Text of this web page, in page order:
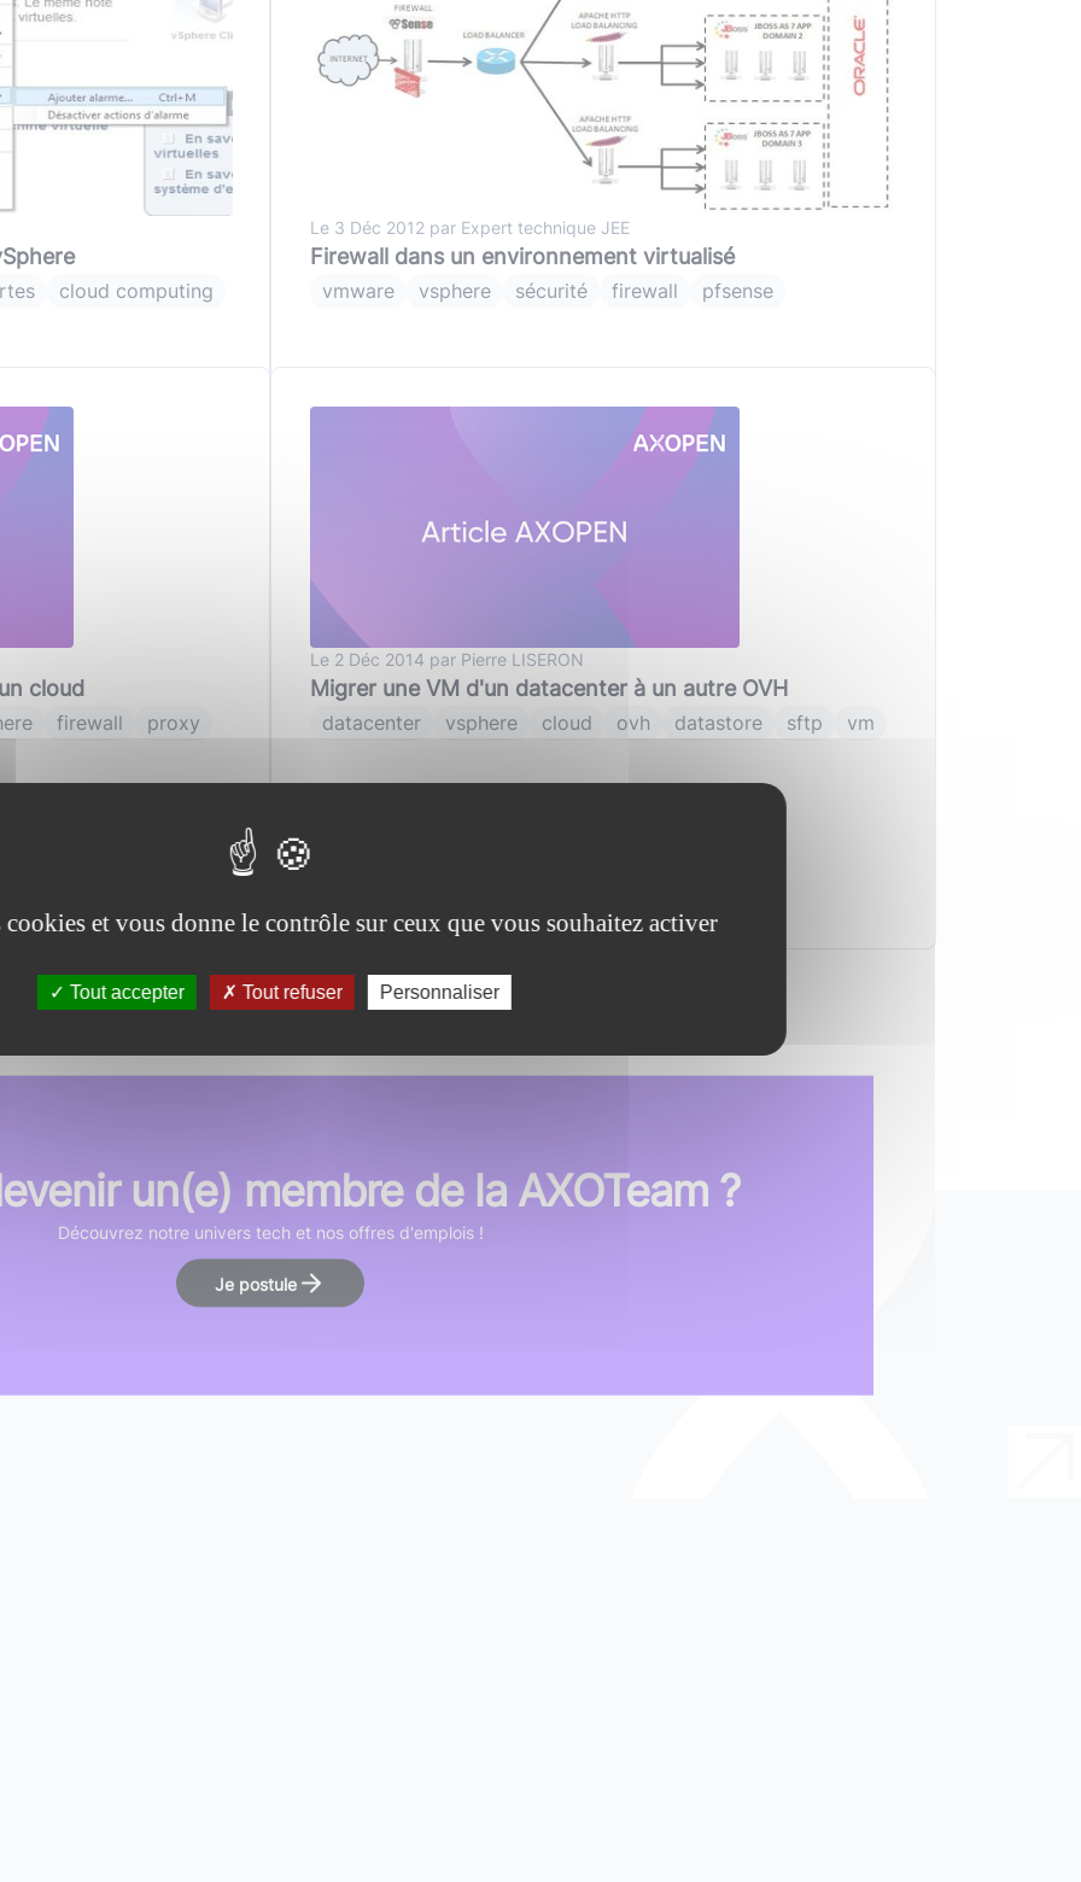
cloud computing
Le 3 Déc 2012 par Expert technique JEE
Firewall dans un environnement virtualisé
vmware vsphere sécurité firewall pfsense
cloud
firewall proxy
Le 2 Déc 2014 par Pierre LISERON
Migrer une VM d'un datacenter à un autre OVH
datacenter vsphere cloud ovh datastore sftp vm
un(e) membre de la AXOTeam ?
Découvrez notre univers tech et nos offres d'emplois !
Je postule
et vous donne le contrôle sur ceux que vous souhaitez activer
Tout accepter Tout refuser Personnaliser